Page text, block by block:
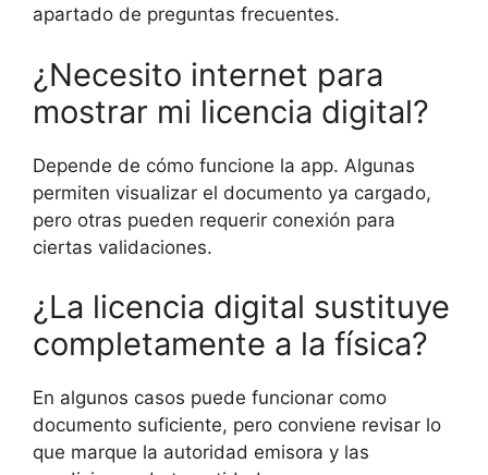
apartado de preguntas frecuentes.
¿Necesito internet para
mostrar mi licencia digital?
Depende de cómo funcione la app. Algunas
permiten visualizar el documento ya cargado,
pero otras pueden requerir conexión para
ciertas validaciones.
¿La licencia digital sustituye
completamente a la física?
En algunos casos puede funcionar como
documento suficiente, pero conviene revisar lo
que marque la autoridad emisora y las